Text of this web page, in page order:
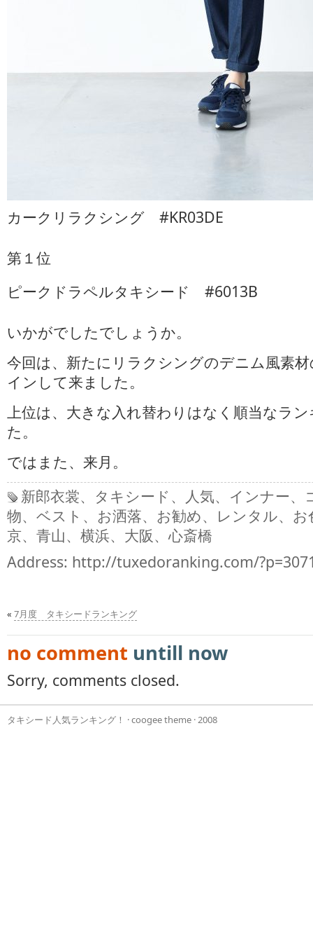
カークリラクシング #KR03DE
第１位
ピークドラペルタキシード #6013B
いかがでしたでしょうか。
今回は、新たにリラクシングのデニム風素
インして来ました。
上位は、大きな入れ替わりはなく順当なラ
た。
ではまた、来月。
新郎衣裳、タキシード、人気、インナー、
物、ベスト、お洒落、お勧め、レンタル、お
京、青山、横浜、大阪、心斎橋
Address: http://tuxedoranking.com/
« 7月度 タキシードランキング
no comment untill now
Sorry, comments closed.
タキシード人気ランキング！ ·coogee theme · 2008